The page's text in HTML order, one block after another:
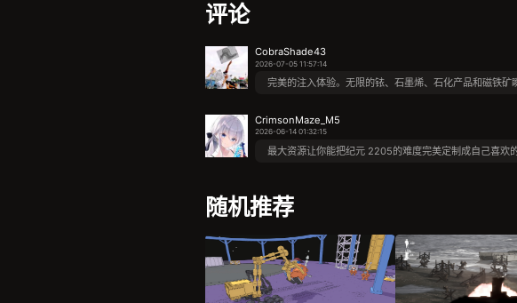
评论
CobraShade43
2026-07-05 11:57:14
完美的注入体验。无限的铱、石墨烯、石化产品和磁铁矿
CrimsonMaze_M5
2026-06-14 01:32:15
最大资源让你能把纪元 2205的难度完美定制成自己喜欢的
随机推荐